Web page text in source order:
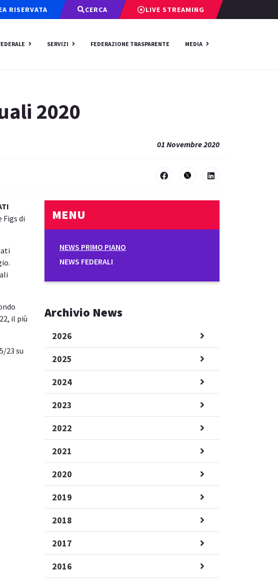
RISERVATA CERCA LIVE STREAMING
SERVIZI FEDERAZIONE TRASPARENTE MEDIA
2020
01 Novembre 2020
di
il più
23 su
MENU
NEWS PRIMO PIANO
NEWS FEDERALI
Archivio News
2026
2025
2024
2023
2022
2021
2020
2019
2018
2017
2016